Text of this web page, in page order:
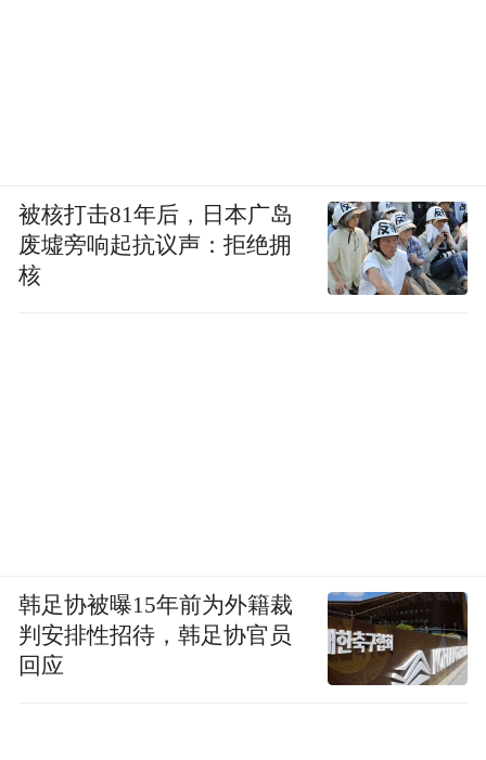
被核打击81年后，日本广岛
废墟旁响起抗议声：拒绝拥
核
韩足协被曝15年前为外籍裁
判安排性招待，韩足协官员
回应